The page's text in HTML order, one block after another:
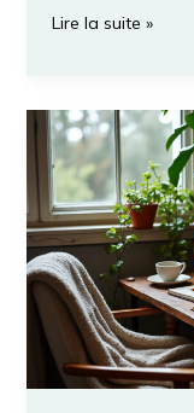
Guide
un
LLM
Astuces
Simples
pour
les
Nouveaux
Passionnés
d’IA
Lire la suite »